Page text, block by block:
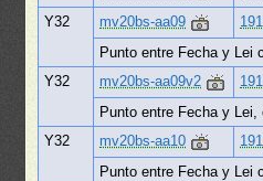
Y32
mv20bs-aa09
Punto entre Fecha y Lei
Y32
mv20bs-aa09v2
Punto entre Fecha y Lei,
Y32
mv20bs-aa10
Punto entre Fecha y Lei